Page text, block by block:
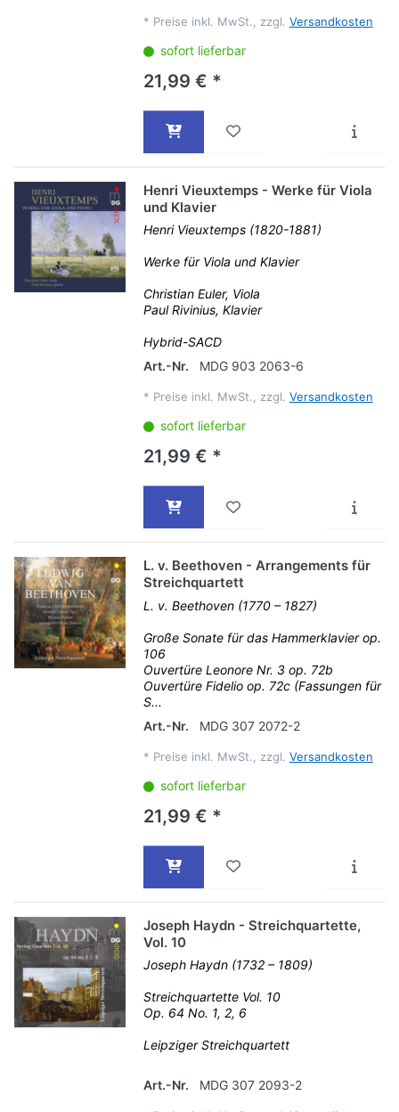
* Preise inkl. MwSt., zzgl. Versandkosten
sofort lieferbar
21,99 € *
Henri Vieuxtemps - Werke für Viola
und Klavier
Henri Vieuxtemps (1820-1881)
Werke für Viola und Klavier
Christian Euler, Viola
Paul Rivinius, Klavier
Hybrid-SACD
Art.-Nr.
MDG 903 2063-6
* Preise inkl. MwSt., zzgl. Versandkosten
sofort lieferbar
21,99 € *
L. v. Beethoven - Arrangements für
Streichquartett
L. v. Beethoven (1770 – 1827)
Große Sonate für das Hammerklavier op.
106
Ouvertüre Leonore Nr. 3 op. 72b
Ouvertüre Fidelio op. 72c (Fassungen für
S...
Art.-Nr.
MDG 307 2072-2
* Preise inkl. MwSt., zzgl. Versandkosten
sofort lieferbar
21,99 € *
Joseph Haydn - Streichquartette,
Vol. 10
Joseph Haydn (1732 – 1809)
Streichquartette Vol. 10
Op. 64 No. 1, 2, 6
Leipziger Streichquartett
Art.-Nr. MDG 307 2093-2